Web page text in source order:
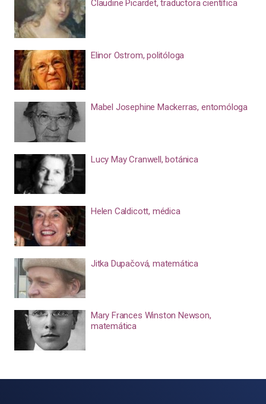
Claudine Picardet, traductora científica
Elinor Ostrom, politóloga
Mabel Josephine Mackerras, entomóloga
Lucy May Cranwell, botánica
Helen Caldicott, médica
Jitka Dupačová, matemática
Mary Frances Winston Newson,
matemática